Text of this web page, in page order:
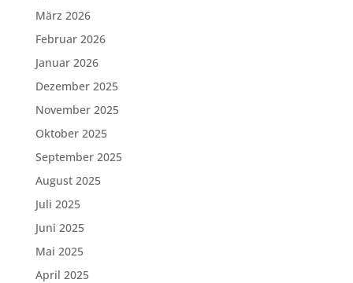
März 2026
Februar 2026
Januar 2026
Dezember 2025
November 2025
Oktober 2025
September 2025
August 2025
Juli 2025
Juni 2025
Mai 2025
April 2025